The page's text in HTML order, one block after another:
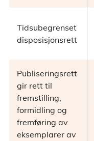
Tidsubegrenset
disposisjonsrett
Publiseringsrett
gir rett til
fremstilling,
formidling og
fremføring av
eksemplarer av